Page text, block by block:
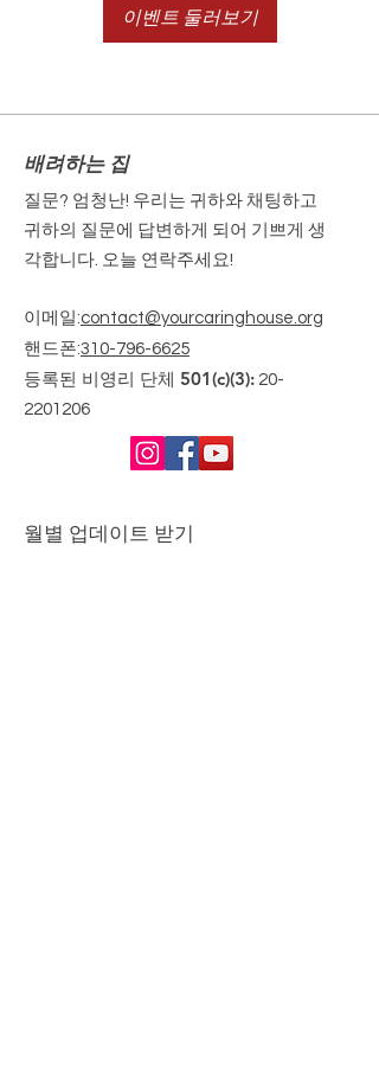
이벤트 둘러보기
배려하는 집
질문? 엄청난! 우리는 귀하와 채팅하고
귀하의 질문에 답변하게 되어 기쁘게 생
각합니다. 오늘 연락주세요!
이메일:contact@yourcaringhouse.org
핸드폰:310-796-6625
등록된 비영리 단체 501(c)(3): 20-
2201206
월별 업데이트 받기